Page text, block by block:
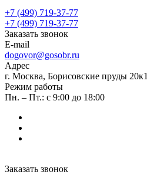
+7 (499) 719-37-77
+7 (499) 719-37-77
Заказать звонок
E-mail
dogovor@gosobr.ru
Адрес
г. Москва, Борисовские пруды 20к1
Режим работы
Пн. – Пт.: с 9:00 до 18:00
Заказать звонок